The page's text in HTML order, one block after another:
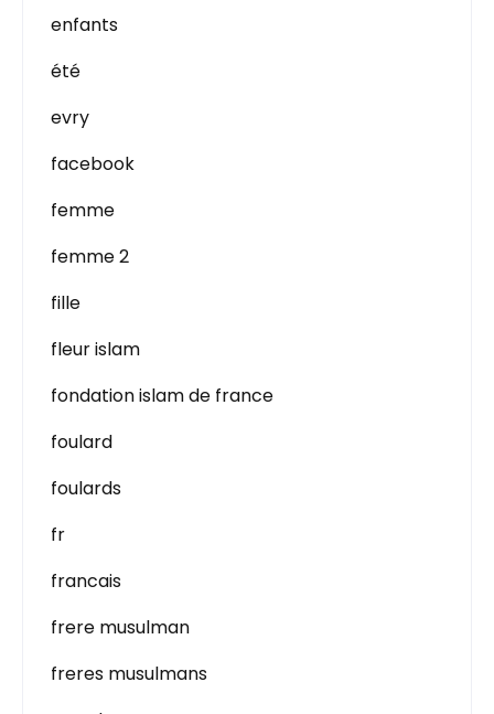
enfants
été
evry
facebook
femme
femme 2
fille
fleur islam
fondation islam de france
foulard
foulards
fr
francais
frere musulman
freres musulmans